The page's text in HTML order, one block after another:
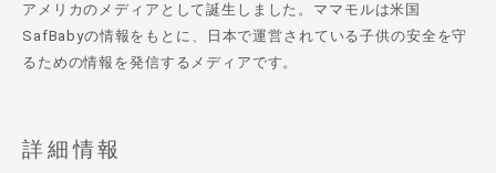
アメリカのメディアとして誕生しました。ママモルは米国
SafBabyの情報をもとに、日本で運営されている子供の安全を守
るための情報を発信するメディアです。
詳細情報